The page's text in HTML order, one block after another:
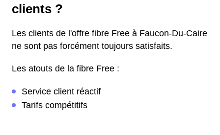
clients ?
Les clients de l'offre fibre Free à Faucon-Du-Caire
ne sont pas forcément toujours satisfaits.
Les atouts de la fibre Free :
Service client réactif
Tarifs compétitifs